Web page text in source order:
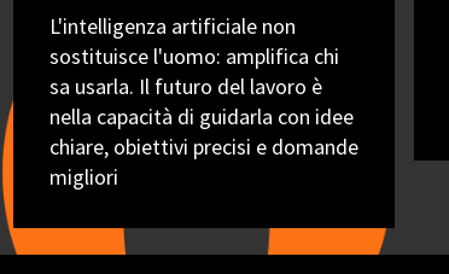
L'intelligenza artificiale non
sostituisce l'uomo: amplifica chi
sa usarla. Il futuro del lavoro è
nella capacità di guidarla con idee
chiare, obiettivi precisi e domande
migliori